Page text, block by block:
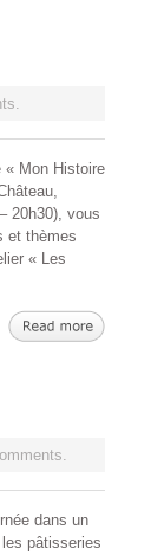
« Mon Histoire
20h30), vous
et thèmes
« Les
dans un
pâtisseries